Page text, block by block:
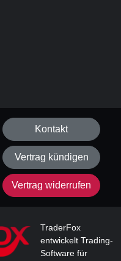
Kontakt
Vertrag kündigen
Vertrag widerrufen
TraderFox
entwickelt Trading-
Software für